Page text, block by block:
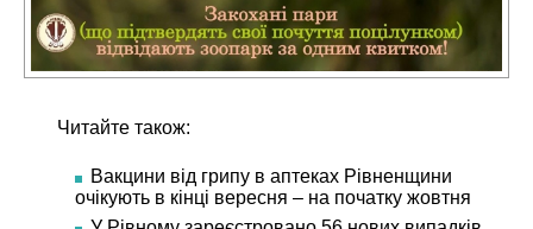
Читайте також:
Вакцини від грипу в аптеках Рівненщини
очікують в кінці вересня – на початку жовтня